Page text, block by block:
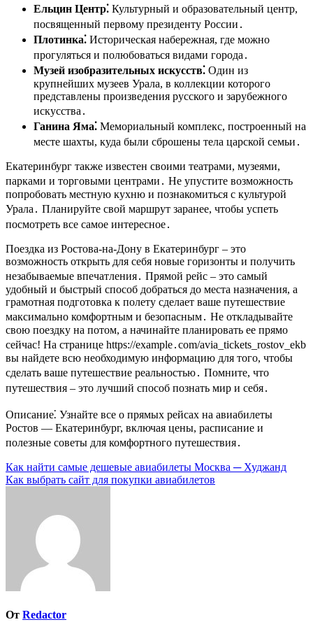
Ельцин Центр⁚ Культурный и образовательный центр,
посвященный первому президенту России․
Плотинка⁚ Историческая набережная, где можно
прогуляться и полюбоваться видами города․
Музей изобразительных искусств⁚ Один из
крупнейших музеев Урала, в коллекции которого
представлены произведения русского и зарубежного
искусства․
Ганина Яма⁚ Мемориальный комплекс, построенный на
месте шахты, куда были сброшены тела царской семьи․
Екатеринбург также известен своими театрами, музеями,
парками и торговыми центрами․ Не упустите возможность
попробовать местную кухню и познакомиться с культурой
Урала․ Планируйте свой маршрут заранее, чтобы успеть
посмотреть все самое интересное․
Поездка из Ростова-на-Дону в Екатеринбург – это
возможность открыть для себя новые горизонты и получить
незабываемые впечатления․ Прямой рейс – это самый
удобный и быстрый способ добраться до места назначения, а
грамотная подготовка к полету сделает ваше путешествие
максимально комфортным и безопасным․ Не откладывайте
свою поездку на потом, а начинайте планировать ее прямо
сейчас! На странице https://example․com/avia_tickets_rostov_ekb
вы найдете всю необходимую информацию для того, чтобы
сделать ваше путешествие реальностью․ Помните, что
путешествия – это лучший способ познать мир и себя․
Описание⁚ Узнайте все о прямых рейсах на авиабилеты
Ростов ― Екатеринбург, включая цены, расписание и
полезные советы для комфортного путешествия․
Навигация
по
Как найти самые дешевые авиабилеты Москва ─ Худжанд
Как выбрать сайт для покупки авиабилетов
От Redactor